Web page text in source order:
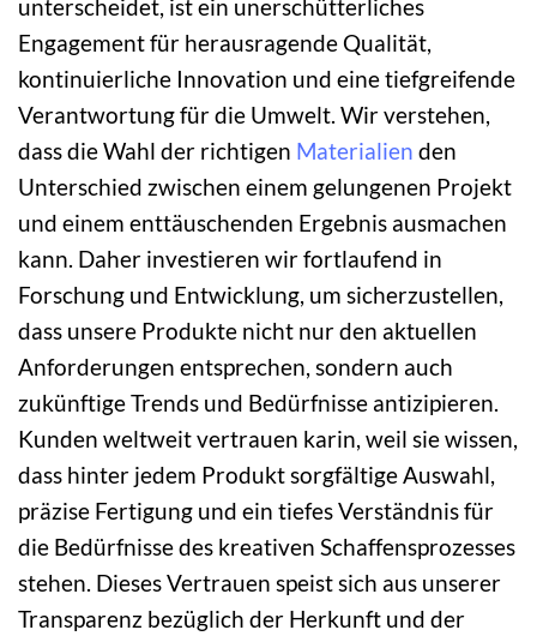
unterscheidet, ist ein unerschütterliches
Engagement für herausragende Qualität,
kontinuierliche Innovation und eine tiefgreifende
Verantwortung für die Umwelt. Wir verstehen,
dass die Wahl der richtigen Materialien den
Unterschied zwischen einem gelungenen Projekt
und einem enttäuschenden Ergebnis ausmachen
kann. Daher investieren wir fortlaufend in
Forschung und Entwicklung, um sicherzustellen,
dass unsere Produkte nicht nur den aktuellen
Anforderungen entsprechen, sondern auch
zukünftige Trends und Bedürfnisse antizipieren.
Kunden weltweit vertrauen karin, weil sie wissen,
dass hinter jedem Produkt sorgfältige Auswahl,
präzise Fertigung und ein tiefes Verständnis für
die Bedürfnisse des kreativen Schaffensprozesses
stehen. Dieses Vertrauen speist sich aus unserer
Transparenz bezüglich der Herkunft und der